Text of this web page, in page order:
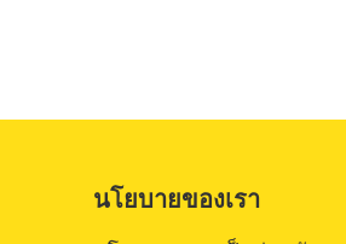
นโยบายของเรา